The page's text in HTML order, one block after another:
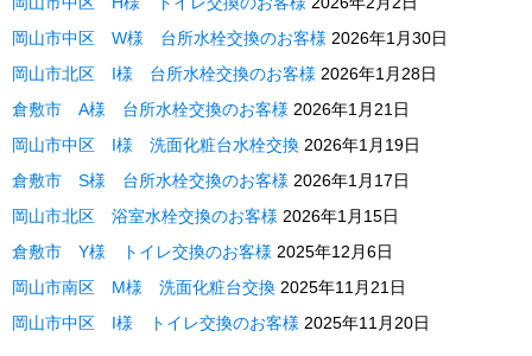
岡山市中区 W様 台所水栓交換のお客様 2026年1月30日
岡山市北区 I様 台所水栓交換のお客様 2026年1月28日
倉敷市 A様 台所水栓交換のお客様 2026年1月21日
岡山市中区 I様 洗面化粧台水栓交換 2026年1月19日
倉敷市 S様 台所水栓交換のお客様 2026年1月17日
岡山市北区 浴室水栓交換のお客様 2026年1月15日
倉敷市 Y様 トイレ交換のお客様 2025年12月6日
岡山市南区 M様 洗面化粧台交換 2025年11月21日
岡山市中区 I様 トイレ交換のお客様 2025年11月20日